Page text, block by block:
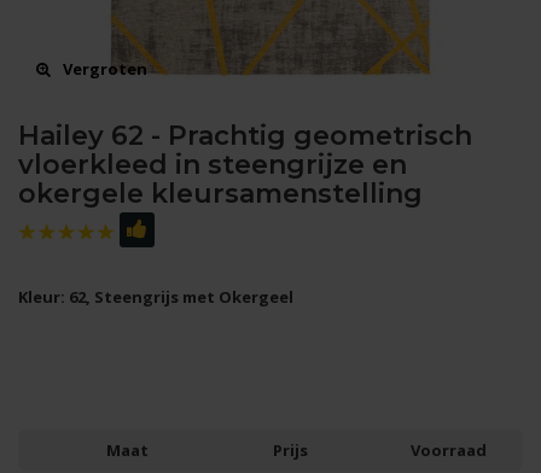
Vergroten
Hailey 62 - Prachtig geometrisch
vloerkleed in steengrijze en
okergele kleursamenstelling
Kleur: 62, Steengrijs met Okergeel
Maat Prijs
Voorraad